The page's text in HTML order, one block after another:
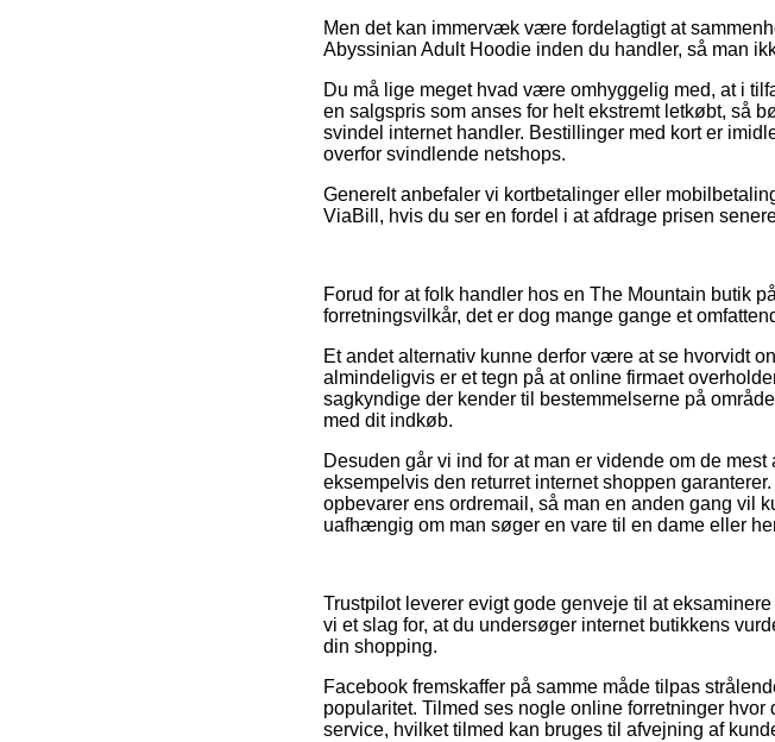
Men det kan immervæk være fordelagtigt at
Abyssinian Adult Hoodie inden du handler, så man
Du må lige meget hvad være omhyggelig med, at i
en salgspris som anses for helt ekstremt letkøbt, så
svindel internet handler. Bestillinger med kort er
overfor svindlende netshops.
Generelt anbefaler vi kortbetalinger eller
ViaBill, hvis du ser en fordel i at afdrage prisen
Forud for at folk handler hos en The Mountain butik
forretningsvilkår, det er dog mange gange et
Et andet alternativ kunne derfor være at se hvorvidt
almindeligvis er et tegn på at online firmaet
sagkyndige der kender til bestemmelserne på
med dit indkøb.
Desuden går vi ind for at man er vidende om de
eksempelvis den returret internet shoppen
opbevarer ens ordremail, så man en anden gang vil
uafhængig om man søger en vare til en dame eller
Trustpilot leverer evigt gode genveje til at
vi et slag for, at du undersøger internet butikkens
din shopping.
Facebook fremskaffer på samme måde tilpas
popularitet. Tilmed ses nogle online forretninger
service, hvilket tilmed kan bruges til afvejning af